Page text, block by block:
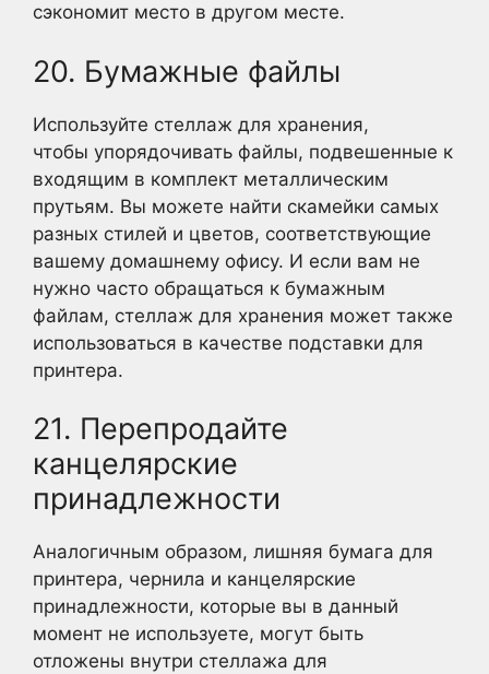
сэкономит место в другом месте.
20. Бумажные файлы
Используйте стеллаж для хранения,
чтобы упорядочивать файлы, подвешенные к
входящим в комплект металлическим
прутьям. Вы можете найти скамейки самых
разных стилей и цветов, соответствующие
вашему домашнему офису. И если вам не
нужно часто обращаться к бумажным
файлам, стеллаж для хранения может также
использоваться в качестве подставки для
принтера.
21. Перепродайте
канцелярские
принадлежности
Аналогичным образом, лишняя бумага для
принтера, чернила и канцелярские
принадлежности, которые вы в данный
момент не используете, могут быть
отложены внутри стеллажа для